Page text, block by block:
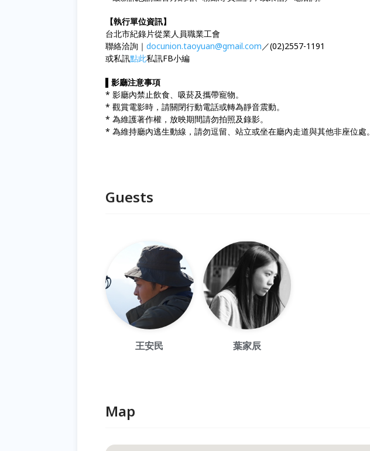
【執行單位資訊】
台北市紀錄片從業人員職業工會
聯絡洽詢｜ docunion.taoyuan@gmail.com／(02)2557-1191
或私訊點此私訊FB小編
影廳注意事項
* 影廳內禁止飲食、吸菸及攜帶寵物。
* 觀賞電影時，請關閉行動電話或轉為靜音震動。
* 為維護著作權，放映期間請勿拍照及錄影。
* 為維持廳內逃生動線，請勿逗留、站立或坐在廳內走道與其他非座位處。
Guests
王安民 葉家辰
Map